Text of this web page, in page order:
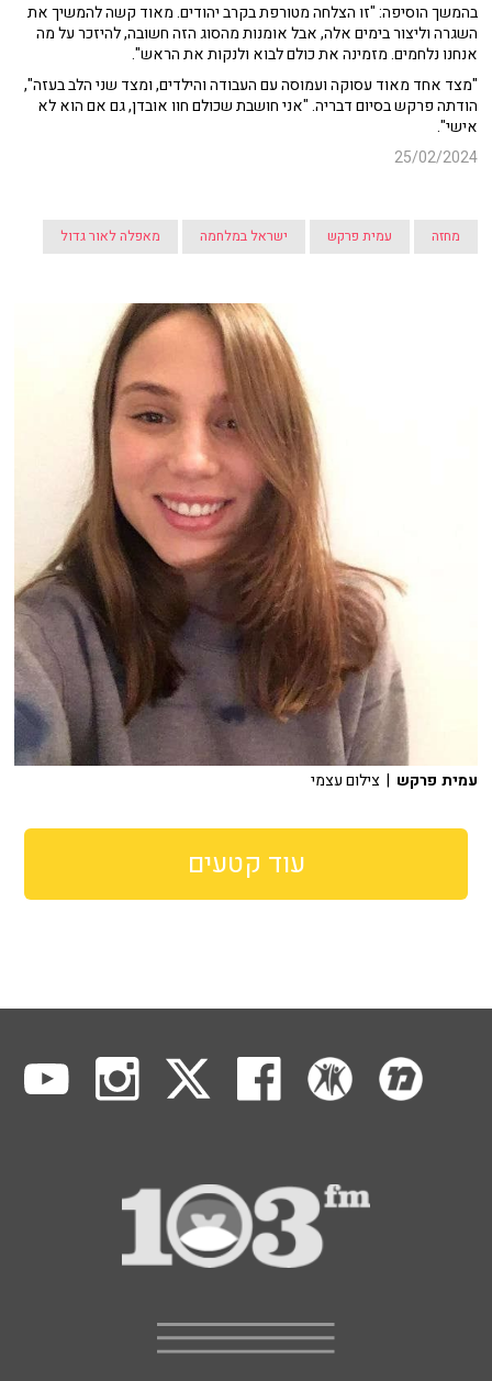
בהמשך הוסיפה: "זו הצלחה מטורפת בקרב יהודים. מאוד קשה להמשיך את
השגרה וליצור בימים אלה, אבל אומנות מהסוג הזה חשובה, להיזכר על מה
אנחנו נלחמים. מזמינה את כולם לבוא ולנקות את הראש".
"מצד אחד מאוד עסוקה ועמוסה עם העבודה והילדים, ומצד שני הלב בעזה",
הודתה פרקש בסיום דבריה. "אני חושבת שכולם חוו אובדן, גם אם הוא לא
אישי".
25/02/2024
מחזה עמית פרקש ישראל במלחמה מאפלה לאור גדול
עמית פרקש | צילום עצמי
עוד קטעים